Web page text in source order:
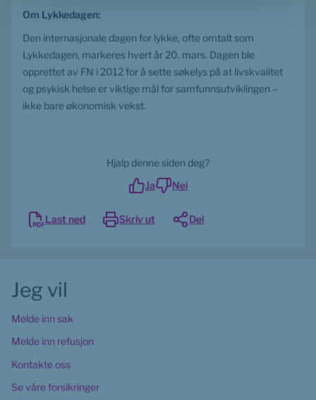
Om Lykkedagen:
Den internasjonale dagen for lykke, ofte omtalt som
Lykkedagen, markeres hvert år 20. mars. Dagen ble
opprettet av FN i 2012 for å sette søkelys på at livskvalitet
og psykisk helse er viktige mål for samfunnsutviklingen –
ikke bare økonomisk vekst.
Hjalp denne siden deg?
Ja
Nei
Last ned Skriv ut Del
Jeg vil
Melde inn sak
Melde inn refusjon
Kontakte oss
Se våre forsikringer